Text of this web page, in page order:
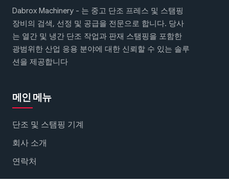
Dabrox Machinery - 는 중고 단조 프레스 및 스탬핑
장비의 검색, 선정 및 공급을 전문으로 합니다. 당사
는 열간 및 냉간 단조 작업과 판재 스탬핑을 포함한
광범위한 산업 응용 분야에 대한 신뢰할 수 있는 솔루
션을 제공합니다
메인 메뉴
단조 및 스탬핑 기계
회사 소개
연락처